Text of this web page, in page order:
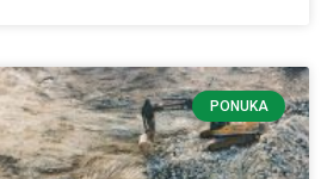
PONUKA